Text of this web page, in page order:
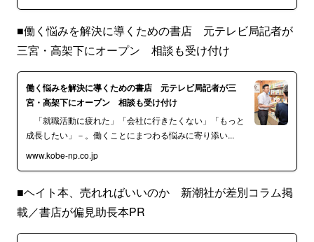
■働く悩みを解決に導くための書店 元テレビ局記者が
三宮・高架下にオープン 相談も受け付け
働く悩みを解決に導くための書店 元テレビ局記者が三
宮・高架下にオープン 相談も受け付け
「就職活動に疲れた」「会社に行きたくない」「もっと
成長したい」－。働くことにまつわる悩みに寄り添い...
www.kobe-np.co.jp
■ヘイト本、売れればいいのか 新潮社が差別コラム掲
載／書店が偏見助長本PR